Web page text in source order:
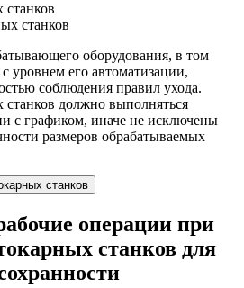
оборудования, в том
уровнем его автоматизации,
соблюдения правил ухода.
должно выполняться
с графиком, иначе не исключены
размеров обрабатываемых
станков
операции при
станков для